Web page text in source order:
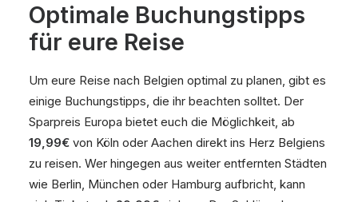
Optimale Buchungstipps
für eure Reise
Um eure Reise nach Belgien optimal zu planen, gibt es
einige Buchungstipps, die ihr beachten solltet. Der
Sparpreis Europa bietet euch die Möglichkeit, ab
19,99€ von Köln oder Aachen direkt ins Herz Belgiens
zu reisen. Wer hingegen aus weiter entfernten Städten
wie Berlin, München oder Hamburg aufbricht, kann